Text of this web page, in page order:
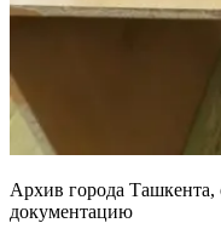
Архив города Ташкента,
документацию